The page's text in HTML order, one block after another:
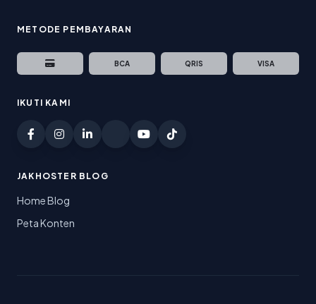
METODE PEMBAYARAN
BCA QRIS VISA
IKUTI KAMI
JAKHOSTER BLOG
Home Blog
Peta Konten